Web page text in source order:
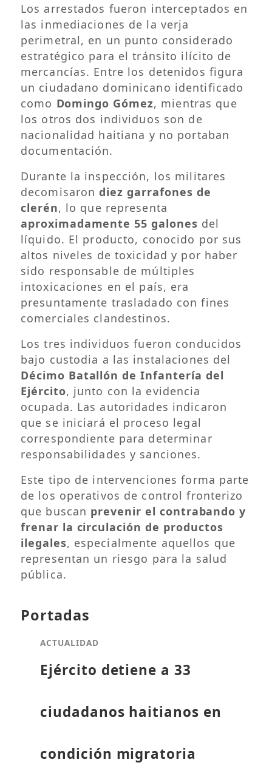
Los arrestados fueron interceptados en
las inmediaciones de la verja
perimetral, en un punto considerado
estratégico para el tránsito ilícito de
mercancías. Entre los detenidos figura
un ciudadano dominicano identificado
como Domingo Gómez, mientras que
los otros dos individuos son de
nacionalidad haitiana y no portaban
documentación.
Durante la inspección, los militares
decomisarondiez garrafones de
clerén, lo que representa
aproximadamente 55 galones del
líquido. El producto, conocido por sus
altos niveles de toxicidad y por haber
sido responsable de múltiples
intoxicaciones en el país, era
presuntamente trasladado con fines
comerciales clandestinos.
Los tres individuos fueron conducidos
bajo custodia a las instalaciones del
Décimo Batallón de Infantería del
Ejército, junto con la evidencia
ocupada. Las autoridades indicaron
que se iniciará el proceso legal
correspondiente para determinar
responsabilidades y sanciones.
Este tipo de intervenciones forma parte
de los operativos de control fronterizo
que buscan prevenir el contrabando y
frenar la circulación de productos
ilegales, especialmente aquellos que
representan un riesgo para la salud
pública.
Portadas
ACTUALIDAD
Ejército detiene a 33
ciudadanos haitianos en
condición migratoria